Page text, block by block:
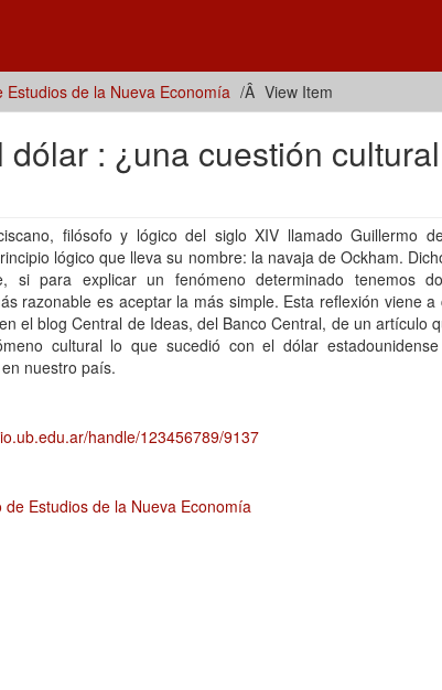
Estudios de la Nueva Economía View Item
: ¿una cuestión
filósofo y lógico del siglo XIV llamado Guillermo
lógico que lleva su nombre: la navaja de Ockham.
si para explicar un fenómeno determinado tenemos
razonable es aceptar la más simple. Esta reflexión viene a
el blog Central de Ideas, del Banco Central, de un artículo
cultural lo que sucedió con el dólar
nuestro país.
handle/123456789/9137
de Estudios de la Nueva Economía